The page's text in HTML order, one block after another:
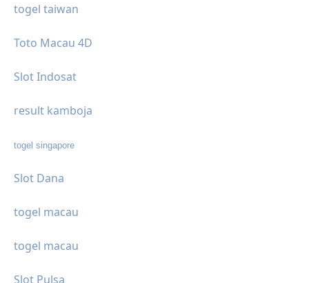
togel taiwan
Toto Macau 4D
Slot Indosat
result kamboja
togel singapore
Slot Dana
togel macau
togel macau
Slot Pulsa